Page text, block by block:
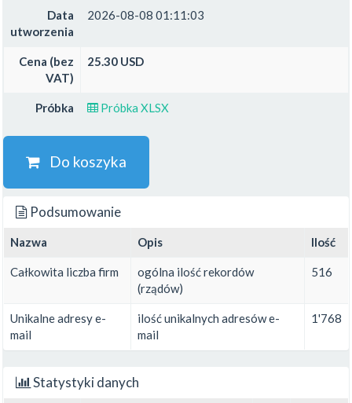
Data
utworzenia
2026-08-08 01:11:03
Cena (bez
VAT)
25.30 USD
Próbka Próbka XLSX
Do koszyka
Podsumowanie
Nazwa Opis Ilość
Całkowita liczba firm
ogólna ilość rekordów
(rządów)
516
Unikalne adresy e-
mail
ilość unikalnych adresów e-
mail
1'768
Statystyki danych